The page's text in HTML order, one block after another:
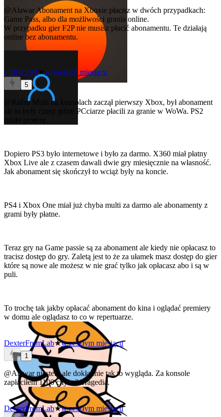
@AlawarAbonament na Xboxie płacisz w dwóch przypadkach:
Game Pass, albo dla możliwości grania online.
W przypadku gier F2P nie musisz płacić abonamentu. Te działają
online bez abonamentu.
L4RU55O★w zeszłym miesiącu
5
@RafauMulti na konsolach zaczął pierwszy Xbox, był abonament
ale to były czasy gdzie PCciarze płacili za granie w WoWa. PS2
Dopiero PS3 było internetowe i było za darmo. X360 miał płatny
Xbox Live ale z czasem dawali dwie gry miesięcznie na własność.
Jak abonament się skończył to wciąż były na koncie.
PS4 i Xbox One miał już chyba multi za darmo ale abonamenty z
grami były płatne.
Teraz gry na Game passie są za abonament ale kiedy nie opłacasz to
tracisz dostęp do gry. Zaletą jest to że za ułamek masz dostęp do gier
które są nowe ale możesz w nie grać tylko jak opłacasz abo i są w
puli.
To trochę tak jakby opłacać abonament do kina i oglądać premiery
w domu ale oglądasz to co w repertuarze.
DexterFromLab★w zeszłym miesiącu
1
@Alawarniestety ale dokładnie tak to wygląda. Za konsole
zapłaciłem 1100 chyba? Tragedia.
DexterFromLab★w zeszłym miesiącu